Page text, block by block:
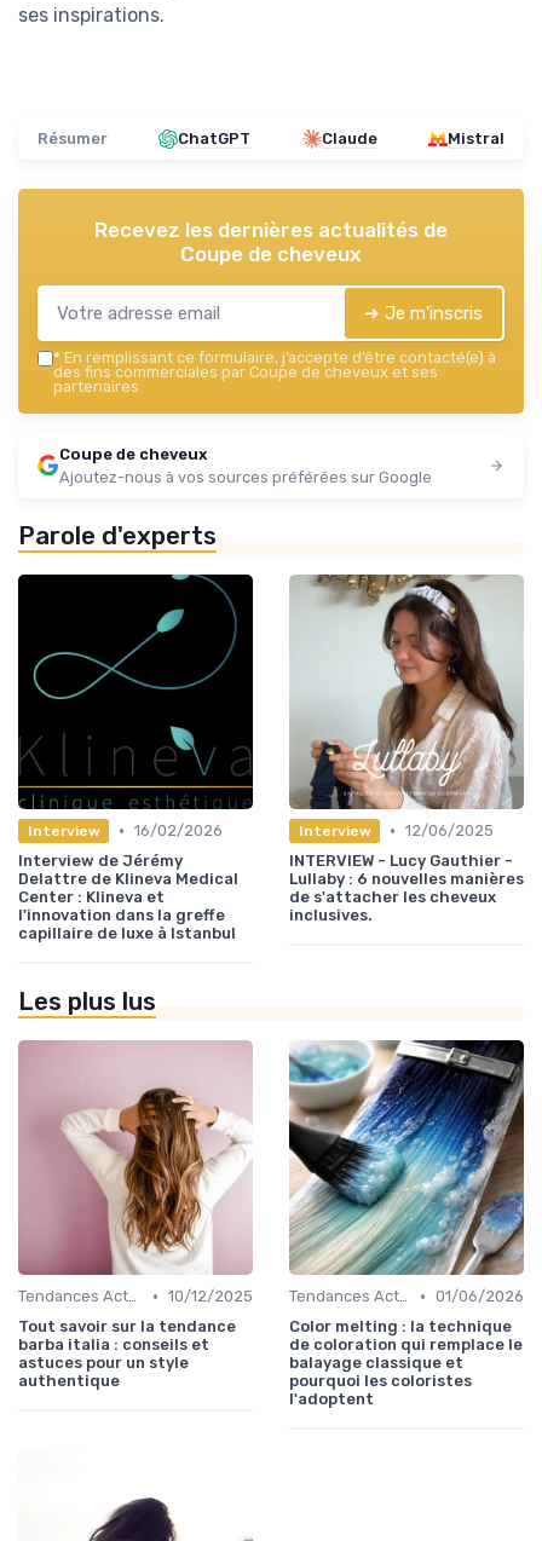
ses inspirations.
Résumer ChatGPT Claude Mistral
Recevez les dernières actualités de
Coupe de cheveux
➔ Je m'inscris
* En remplissant ce formulaire, j’accepte d’être contacté(e) à
des fins commerciales par Coupe de cheveux et ses
partenaires.
Coupe de cheveux
Ajoutez-nous à vos sources préférées sur Google
Parole d'experts
Interview • 16/02/2026
Interview de Jérémy
Delattre de Klineva Medical
Center : Klineva et
l'innovation dans la greffe
capillaire de luxe à Istanbul
Interview • 12/06/2025
INTERVIEW - Lucy Gauthier -
Lullaby : 6 nouvelles manières
de s'attacher les cheveux
inclusives.
Les plus lus
Tendances Actuelles • 10/12/2025
Tout savoir sur la tendance
barba italia : conseils et
astuces pour un style
authentique
Tendances Actuelles • 01/06/2026
Color melting : la technique
de coloration qui remplace le
balayage classique et
pourquoi les coloristes
l'adoptent